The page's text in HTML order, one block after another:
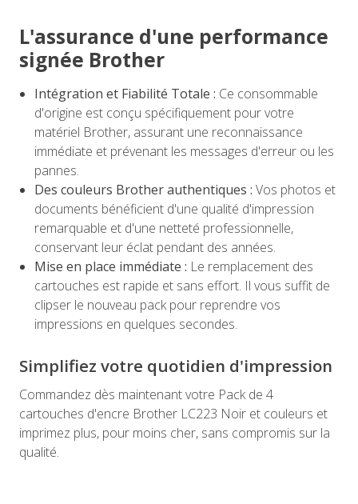
L'assurance d'une performance
signée Brother
Intégration et Fiabilité Totale : Ce consommable
d'origine est conçu spécifiquement pour votre
matériel Brother, assurant une reconnaissance
immédiate et prévenant les messages d'erreur ou les
pannes.
Des couleurs Brother authentiques : Vos photos et
documents bénéficient d'une qualité d'impression
remarquable et d'une netteté professionnelle,
conservant leur éclat pendant des années.
Mise en place immédiate : Le remplacement des
cartouches est rapide et sans effort. Il vous suffit de
clipser le nouveau pack pour reprendre vos
impressions en quelques secondes.
Simplifiez votre quotidien d'impression
Commandez dès maintenant votre Pack de 4
cartouches d'encre Brother LC223 Noir et couleurs et
imprimez plus, pour moins cher, sans compromis sur la
qualité.